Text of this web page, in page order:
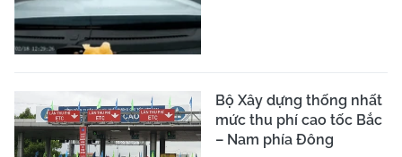
Bộ Xây dựng thống nhất
mức thu phí cao tốc Bắc
– Nam phía Đông